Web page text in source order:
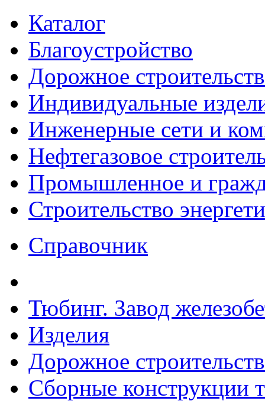
Каталог
Благоустройство
Дорожное
Индивидуальные
Инженерные сети и
Нефтегазовое
Промышленное и
Строительство
Справочник
Тюбинг. Завод
Изделия
Дорожное
Сборные конструкции